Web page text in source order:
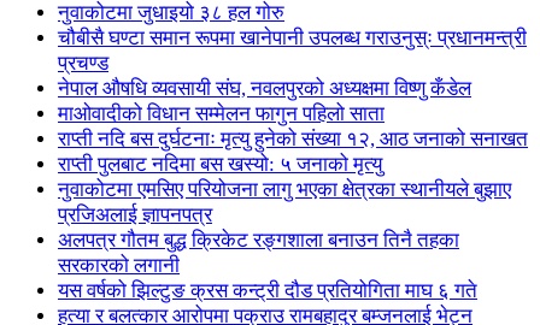
नुवाकोटमा जुधाइयो ३८ हल गोरु
चौबीसै घण्टा समान रूपमा खानेपानी उपलब्ध गराउनुस्ः प्रधानमन्त्री
प्रचण्ड
नेपाल औषधि व्यवसायी संघ, नवलपुरको अध्यक्षमा विष्णु कँडेल
माओवादीको विधान सम्मेलन फागुन पहिलो साता
राप्ती नदि बस दुर्घटनाः मृत्यु हुनेको संख्या १२, आठ जनाको सनाखत
राप्ती पुलबाट नदिमा बस खस्यो: ५ जनाको मृत्यु
नुवाकोटमा एमसिए परियोजना लागु भएका क्षेत्रका स्थानीयले बुझाए
प्रजिअलाई ज्ञापनपत्र
अलपत्र गौतम बुद्ध क्रिकेट रङ्गशाला बनाउन तिनै तहका
सरकारको लगानी
यस वर्षको झिल्टुङ क्रस कन्ट्री दौड प्रतियोगिता माघ ६ गते
हत्या र बलत्कार आरोपमा पक्राउ रामबहादुर बम्जनलाई भेट्न